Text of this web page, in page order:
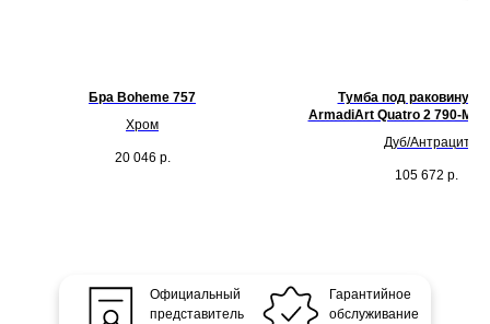
Бра Boheme 757
Хром
20 046 р.
Тумба под раковину
ArmadiArt Quatro 2 790-M2-
Дуб/Антрацит
105 672 р.
Официальный
представитель
Гарантийное
обслуживание